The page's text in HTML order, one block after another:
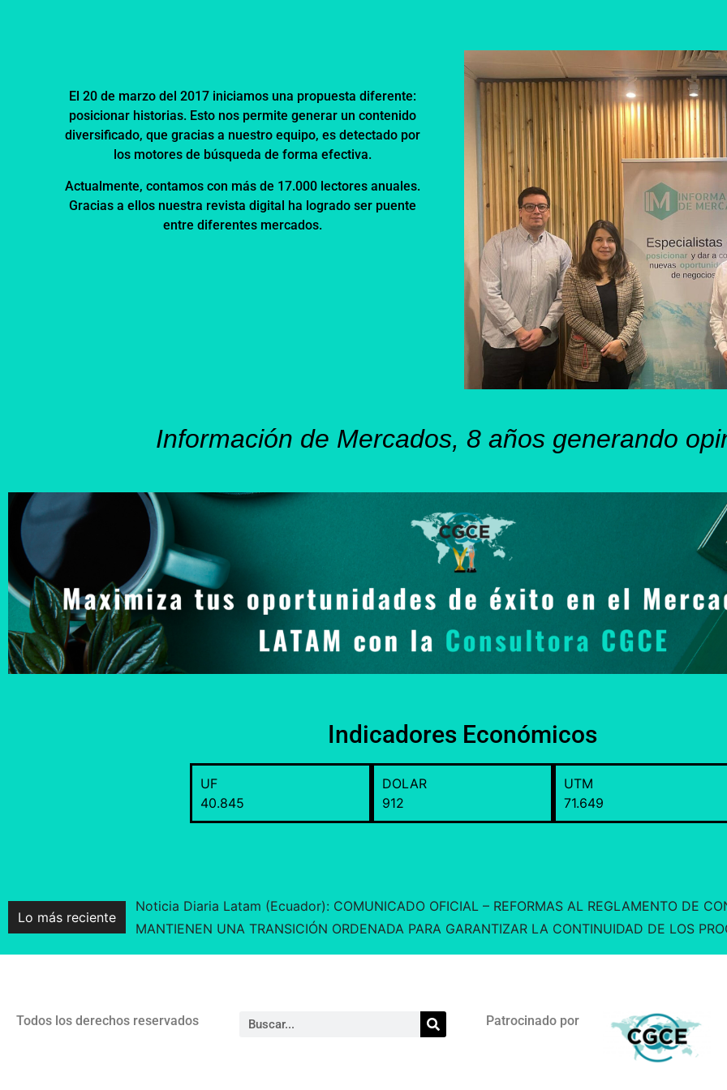
El 20 de marzo del 2017 iniciamos una propuesta diferente:
posicionar historias. Esto nos permite generar un contenido
diversificado, que gracias a nuestro equipo, es detectado por
los motores de búsqueda de forma efectiva.
Actualmente, contamos con más de 17.000 lectores anuales.
Gracias a ellos nuestra revista digital ha logrado ser puente
entre diferentes mercados.
Información de Mercados, 8 años generando
Indicadores Económicos
UF
40.845
DOLAR
912
UTM
71.649
Lo más reciente
Noticia Diaria Latam (Ecuador): COMUNICADO OFICIAL – REFORMAS AL REGLAMENTO DE
MANTIENEN UNA TRANSICIÓN ORDENADA PARA GARANTIZAR LA CONTINUIDAD DE LOS
Todos los derechos reservados Patrocinado por